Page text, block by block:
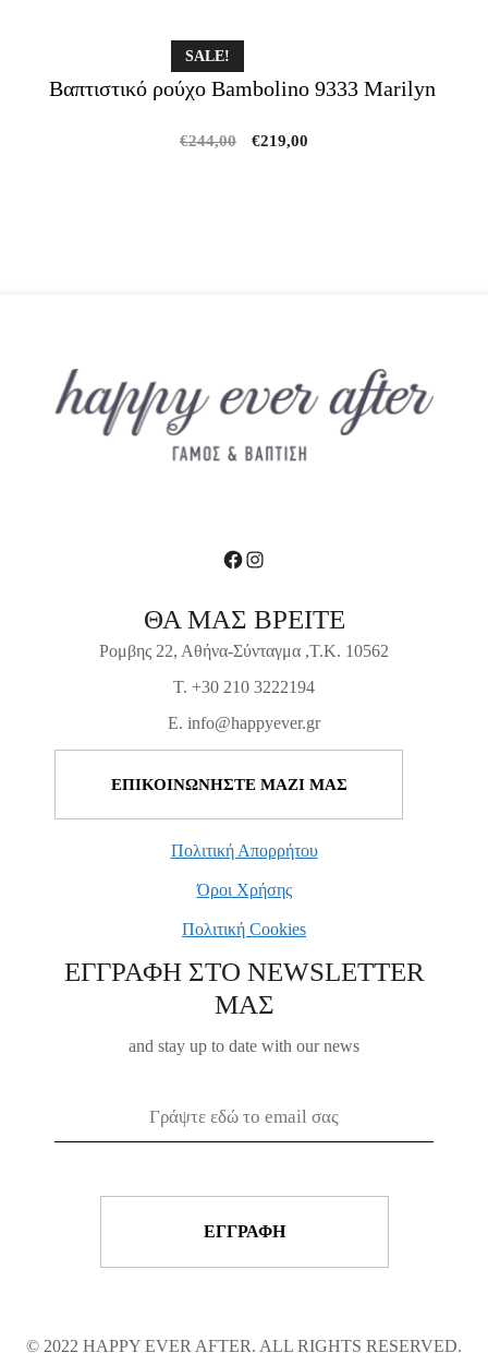
SALE!
Βαπτιστικό ρούχο Bambolino 9333 Marilyn
€244,00
Original
€219,00
ΘΑ ΜΑΣ ΒΡΕΙΤΕ
Ρομβης 22, Αθήνα-Σύνταγμα ,Τ.Κ. 10562
T. +30 210 3222194
E. info@happyever.gr
ΕΠΙΚΟΙΝΩΝΗΣΤΕ ΜΑΖΙ ΜΑΣ
Πολιτική Απορρήτου
Όροι Χρήσης
Πολιτική Cookies
Facebook
Instagram
ΕΓΓΡΑΦΗ ΣΤΟ NEWSLETTER
ΜΑΣ
and stay up to date with our news
© 2022 HAPPY EVER AFTER. ALL RIGHTS RESERVED.